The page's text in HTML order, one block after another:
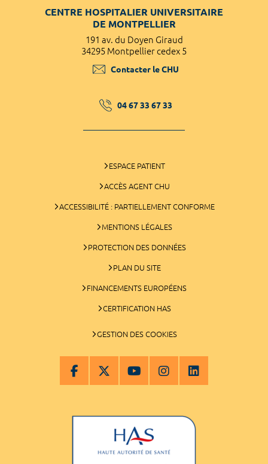
CENTRE HOSPITALIER UNIVERSITAIRE
DE MONTPELLIER
191 av. du Doyen Giraud
34295 Montpellier cedex 5
Contacter le CHU
04 67 33 67 33
ESPACE PATIENT
ACCÈS AGENT CHU
ACCESSIBILITÉ : PARTIELLEMENT CONFORME
MENTIONS LÉGALES
PROTECTION DES DONNÉES
PLAN DU SITE
FINANCEMENTS EUROPÉENS
CERTIFICATION HAS
GESTION DES COOKIES